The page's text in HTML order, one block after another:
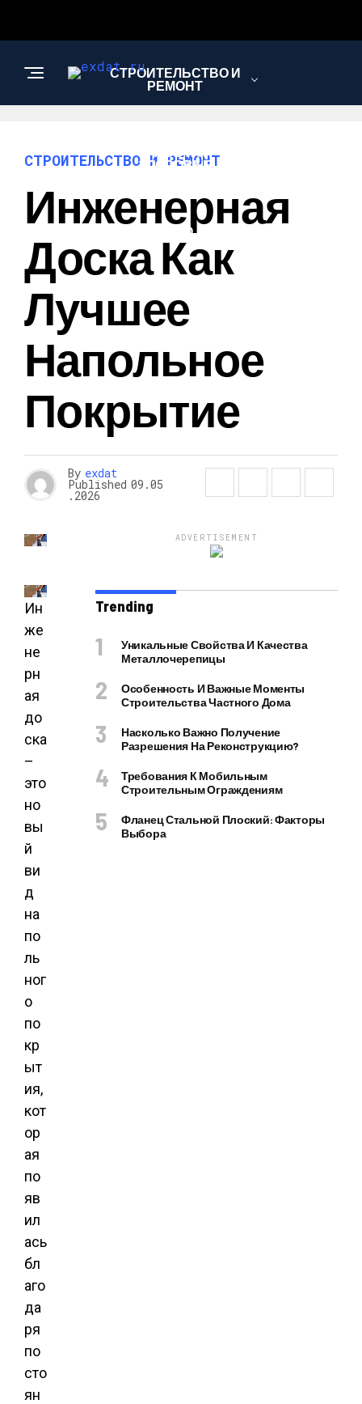
СТРОИТЕЛЬСТВО И
РЕМОНТ
КРАСОТА И
ЗДОРОВЬЕ
АВТО
СТРОИТЕЛЬСТВО И РЕМОНТ
Инженерная
Доска Как
Лучшее
Напольное
Покрытие
By exdat
Published 09.05
.2026
Ин
же
не
рн
ая
до
ска
–
это
но
вы
й
ви
д
на
по
ль
ног
о
по
кр
ыт
ия,
кот
ор
ая
по
яв
ил
ась
бл
аго
да
ря
по
сто
ян
ADVERTISEMENT
Trending
Уникальные Свойства И Качества
Металлочерепицы
Особенность И Важные Моменты
Строительства Частного Дома
Насколько Важно Получение
Разрешения На Реконструкцию?
Требования К Мобильным
Строительным Ограждениям
Фланец Стальной Плоский: Факторы
Выбора